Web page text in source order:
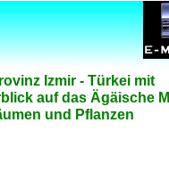
Izmir - Türkei mit
auf das Ägäische
und Pflanzen